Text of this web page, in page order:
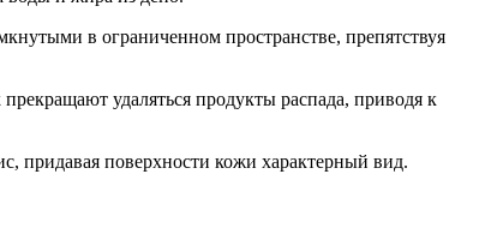
в ограниченном пространстве, препятствуя
удаляться продукты распада, приводя к
придавая поверхности кожи характерный вид.